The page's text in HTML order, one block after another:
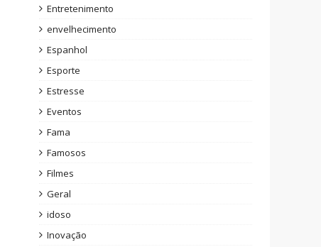
Entretenimento
envelhecimento
Espanhol
Esporte
Estresse
Eventos
Fama
Famosos
Filmes
Geral
idoso
Inovação